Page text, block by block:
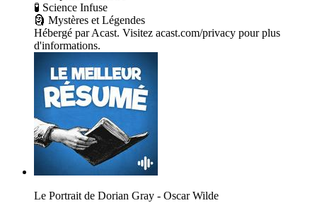
🧪 Science Infuse
🗿 Mystères et Légendes
Hébergé par Acast. Visitez acast.com/privacy pour plus
d'informations.
Le Portrait de Dorian Gray - Oscar Wilde